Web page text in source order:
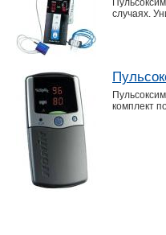
случаях.
комплект